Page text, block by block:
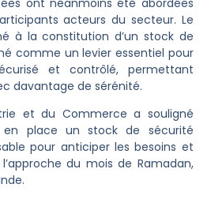
ont néanmoins été abordées
acteurs du secteur. Le
à la constitution d’un stock de
comme un levier essentiel pour
et contrôlé, permettant
davantage de sérénité.
et du Commerce a souligné
en place un stock de sécurité
pour anticiper les besoins et
du mois de Ramadan,